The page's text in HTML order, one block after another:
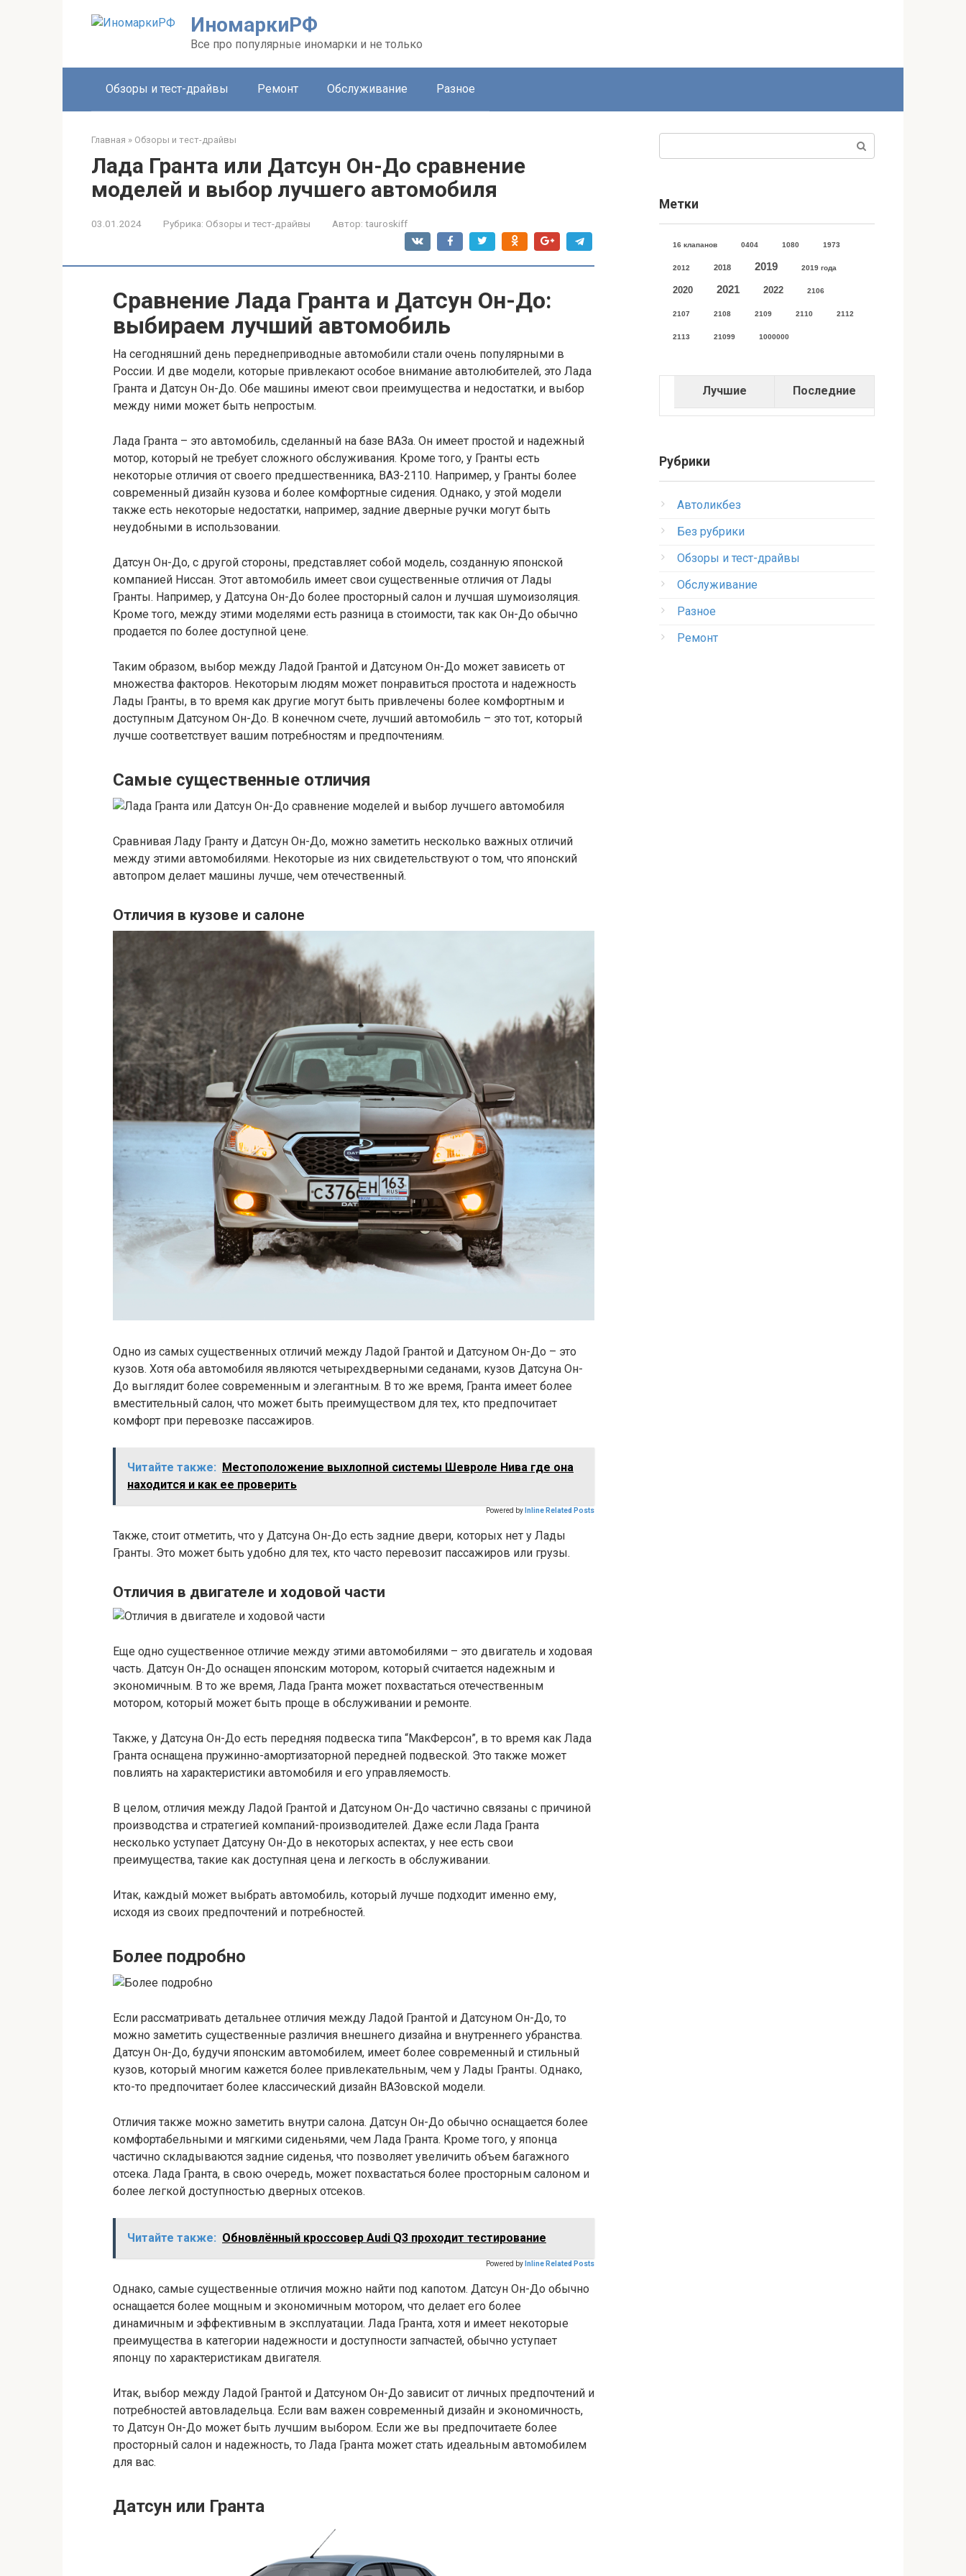
ИномаркиРФ
Все про популярные иномарки и не только
Обзоры и тест-драйвы Ремонт Обслуживание Разное
Главная » Обзоры и тест-драйвы
Лада Гранта или Датсун Он-До сравнение
моделей и выбор лучшего автомобиля
03.01.2024 Рубрика: Обзоры и тест-драйвы Автор: tauroskiff
Сравнение Лада Гранта и Датсун Он-До:
выбираем лучший автомобиль
На сегодняшний день переднеприводные автомобили стали очень популярными в
России. И две модели, которые привлекают особое внимание автолюбителей, это Лада
Гранта и Датсун Он-До. Обе машины имеют свои преимущества и недостатки, и выбор
между ними может быть непростым.
Лада Гранта – это автомобиль, сделанный на базе ВАЗа. Он имеет простой и надежный
мотор, который не требует сложного обслуживания. Кроме того, у Гранты есть
некоторые отличия от своего предшественника, ВАЗ-2110. Например, у Гранты более
современный дизайн кузова и более комфортные сидения. Однако, у этой модели
также есть некоторые недостатки, например, задние дверные ручки могут быть
неудобными в использовании.
Датсун Он-До, с другой стороны, представляет собой модель, созданную японской
компанией Ниссан. Этот автомобиль имеет свои существенные отличия от Лады
Гранты. Например, у Датсуна Он-До более просторный салон и лучшая шумоизоляция.
Кроме того, между этими моделями есть разница в стоимости, так как Он-До обычно
продается по более доступной цене.
Таким образом, выбор между Ладой Грантой и Датсуном Он-До может зависеть от
множества факторов. Некоторым людям может понравиться простота и надежность
Лады Гранты, в то время как другие могут быть привлечены более комфортным и
доступным Датсуном Он-До. В конечном счете, лучший автомобиль – это тот, который
лучше соответствует вашим потребностям и предпочтениям.
Самые существенные отличия
Сравнивая Ладу Гранту и Датсун Он-До, можно заметить несколько важных отличий
между этими автомобилями. Некоторые из них свидетельствуют о том, что японский
автопром делает машины лучше, чем отечественный.
Отличия в кузове и салоне
Одно из самых существенных отличий между Ладой Грантой и Датсуном Он-До – это
кузов. Хотя оба автомобиля являются четырехдверными седанами, кузов Датсуна Он-
До выглядит более современным и элегантным. В то же время, Гранта имеет более
вместительный салон, что может быть преимуществом для тех, кто предпочитает
комфорт при перевозке пассажиров.
Читайте также:
Местоположение выхлопной системы Шевроле Нива где она
находится и как ее проверить
Powered by Inline Related Posts
Также, стоит отметить, что у Датсуна Он-До есть задние двери, которых нет у Лады
Гранты. Это может быть удобно для тех, кто часто перевозит пассажиров или грузы.
Отличия в двигателе и ходовой части
Еще одно существенное отличие между этими автомобилями – это двигатель и ходовая
часть. Датсун Он-До оснащен японским мотором, который считается надежным и
экономичным. В то же время, Лада Гранта может похвастаться отечественным
мотором, который может быть проще в обслуживании и ремонте.
Также, у Датсуна Он-До есть передняя подвеска типа “МакФерсон”, в то время как Лада
Гранта оснащена пружинно-амортизаторной передней подвеской. Это также может
повлиять на характеристики автомобиля и его управляемость.
В целом, отличия между Ладой Грантой и Датсуном Он-До частично связаны с причиной
производства и стратегией компаний-производителей. Даже если Лада Гранта
несколько уступает Датсуну Он-До в некоторых аспектах, у нее есть свои
преимущества, такие как доступная цена и легкость в обслуживании.
Итак, каждый может выбрать автомобиль, который лучше подходит именно ему,
исходя из своих предпочтений и потребностей.
Более подробно
Если рассматривать детальнее отличия между Ладой Грантой и Датсуном Он-До, то
можно заметить существенные различия внешнего дизайна и внутреннего убранства.
Датсун Он-До, будучи японским автомобилем, имеет более современный и стильный
кузов, который многим кажется более привлекательным, чем у Лады Гранты. Однако,
кто-то предпочитает более классический дизайн ВАЗовской модели.
Отличия также можно заметить внутри салона. Датсун Он-До обычно оснащается более
комфортабельными и мягкими сиденьями, чем Лада Гранта. Кроме того, у японца
частично складываются задние сиденья, что позволяет увеличить объем багажного
отсека. Лада Гранта, в свою очередь, может похвастаться более просторным салоном и
более легкой доступностью дверных отсеков.
Читайте также: Обновлённый кроссовер Audi Q3 проходит тестирование
Powered by Inline Related Posts
Однако, самые существенные отличия можно найти под капотом. Датсун Он-До обычно
оснащается более мощным и экономичным мотором, что делает его более
динамичным и эффективным в эксплуатации. Лада Гранта, хотя и имеет некоторые
преимущества в категории надежности и доступности запчастей, обычно уступает
японцу по характеристикам двигателя.
Итак, выбор между Ладой Грантой и Датсуном Он-До зависит от личных предпочтений и
потребностей автовладельца. Если вам важен современный дизайн и экономичность,
то Датсун Он-До может быть лучшим выбором. Если же вы предпочитаете более
просторный салон и надежность, то Лада Гранта может стать идеальным автомобилем
для вас.
Датсун или Гранта
Метки
16 клапанов 0404 1080 1973
2012 2018 2019 2019 года
2020 2021 2022 2106
2107 2108 2109 2110 2112
2113 21099 1000000
Лучшие Последние
Рубрики
Автоликбез
Без рубрики
Обзоры и тест-драйвы
Обслуживание
Разное
Ремонт